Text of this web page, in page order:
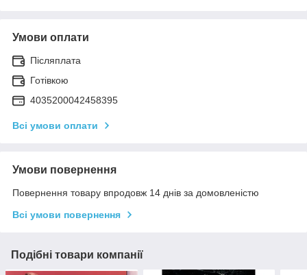
Умови оплати
Післяплата
Готівкою
4035200042458395
Всі умови оплати
Умови повернення
Повернення товару впродовж 14 днів за домовленістю
Всі умови повернення
Подібні товари компанії